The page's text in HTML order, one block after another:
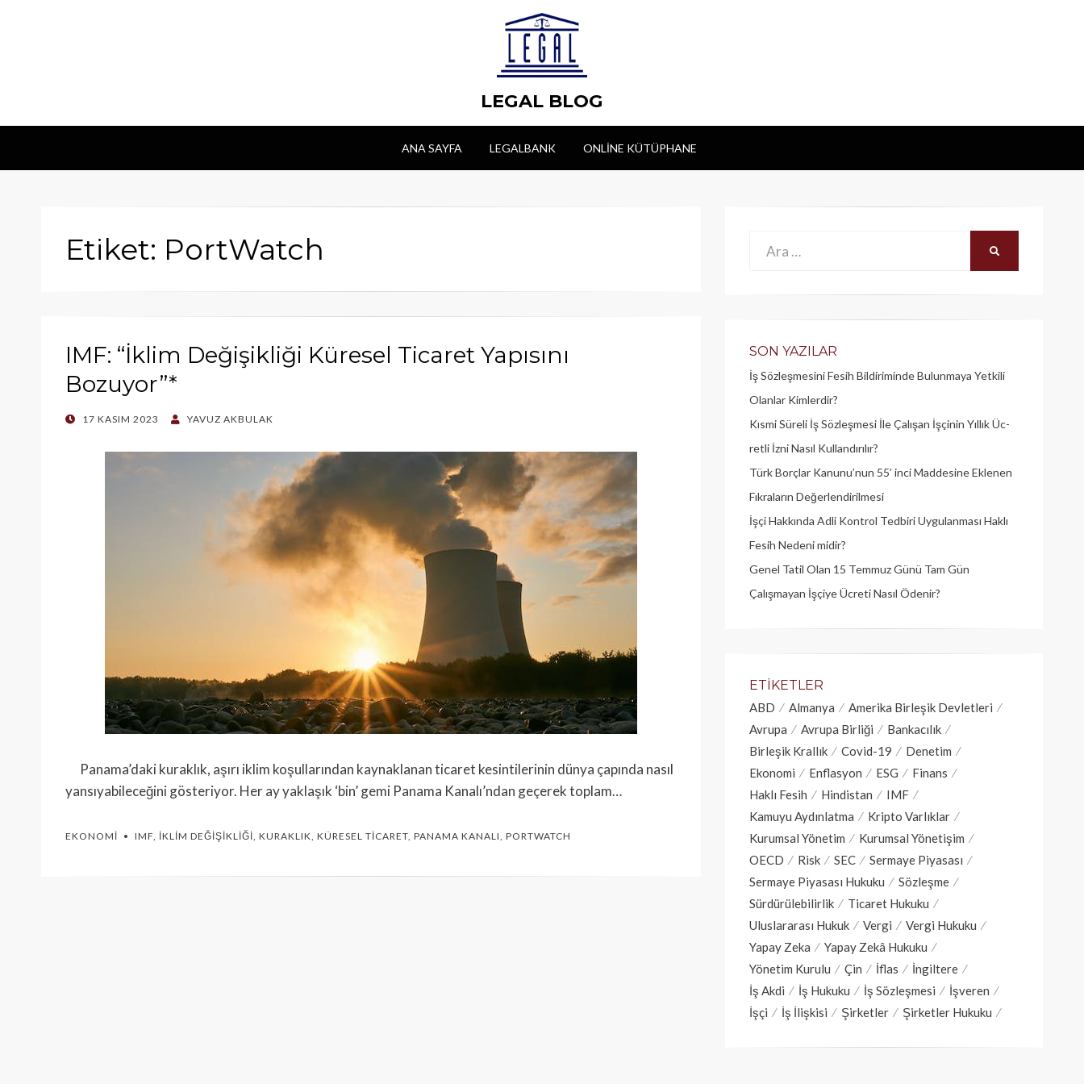
LEGAL BLOG
ANA SAYFA LEGALBANK ONLINE KÜTÜPHANE
Etiket: PortWatch
IMF: “İklim Değişikliği Küresel Ticaret Yapısını
Bozuyor”*
POSTED
17 KASIM 2023 YAVUZ AKBULAK
Panama’daki kuraklık, aşırı iklim koşullarından kaynaklanan ticaret kesintilerinin dünya çapında nasıl
yansıyabileceğini gösteriyor. Her ay yaklaşık ‘bin’ gemi Panama Kanalı’ndan geçerek toplam…
EKONOMI IMF, İKLIM DEĞIŞIKLIĞI, KURAKLIK, KÜRESEL TICARET, PANAMA KANALI, PORTWATCH
Ara:
SON YAZILAR
İş Sözleşmesini Fesih Bildiriminde Bulunmaya Yetkili
Olanlar Kimlerdir?
Kısmi Süreli İş Sözleşmesi İle Çalışan İşçinin Yıllık Üc­
retli İzni Nasıl Kullandırılır?
Türk Borçlar Kanunu’nun 55’ inci Maddesine Eklenen
Fıkraların Değerlendirilmesi
İşçi Hakkında Adli Kontrol Tedbiri Uygulanması Haklı
Fesih Nedeni midir?
Genel Tatil Olan 15 Temmuz Günü Tam Gün
Çalışmayan İşçiye Ücreti Nasıl Ödenir?
ETIKETLER
ABD Almanya
Amerika Birleşik Devletleri
Avrupa
Avrupa Birliği
Bankacılık
Birleşik Krallık
Covid-19
Denetim
Ekonomi
Enflasyon ESG
Finans
Haklı Fesih
Hindistan
IMF
Kamuyu Aydınlatma
Kripto Varlıklar
Kurumsal Yönetim
Kurumsal Yönetişim
OECD
Risk SEC
Sermaye Piyasası
Sermaye Piyasası Hukuku
Sözleşme
Sürdürülebilirlik
Ticaret Hukuku
Uluslararası Hukuk
Vergi
Vergi Hukuku
Yapay Zeka
Yapay Zekâ Hukuku
Yönetim Kurulu
Çin İflas
İngiltere
İş Akdi
İş Hukuku İş Sözleşmesi
İşveren
İşçi
İş İlişkisi Şirketler Şirketler Hukuku